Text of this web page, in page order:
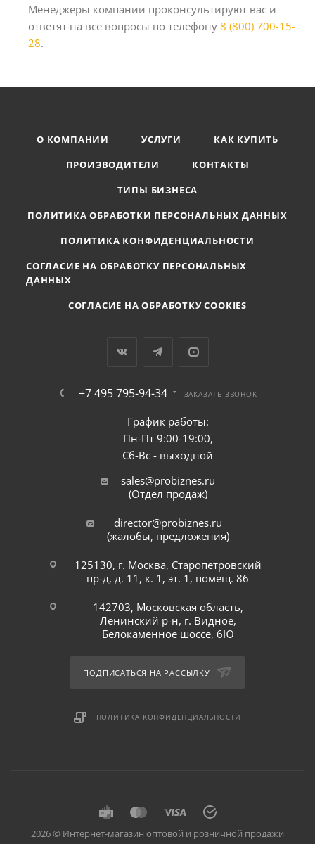
Менеджеры компании проконсультируют вас и
ответят на все вопросы по телефону 8 (800) 700-15-
28.
О КОМПАНИИ УСЛУГИ
КАК КУПИТЬ
ПРОИЗВОДИТЕЛИ
КОНТАКТЫ
ТИПЫ БИЗНЕСА
ПОЛИТИКА ОБРАБОТКИ ПЕРСОНАЛЬНЫХ ДАННЫХ
ПОЛИТИКА КОНФИДЕНЦИАЛЬНОСТИ
СОГЛАСИЕ НА ОБРАБОТКУ ПЕРСОНАЛЬНЫХ
ДАННЫХ
СОГЛАСИЕ НА ОБРАБОТКУ COOKIES
+7 495 795-94-34 ЗАКАЗАТЬ ЗВОНОК
График работы:
Пн-Пт 9:00-19:00,
Сб-Вс - выходной
sales@probiznes.ru
(Отдел продаж)
director@probiznes.ru
(жалобы, предложения)
125130, г. Москва, Старопетровский
пр-д, д. 11, к. 1, эт. 1, помещ. 86
142703, Московская область,
Ленинский р-н, г. Видное,
Белокаменное шоссе, 6Ю
ПОДПИСАТЬСЯ НА РАССЫЛКУ
ПОЛИТИКА КОНФИДЕНЦИАЛЬНОСТИ
2026 © Интернет-магазин оптовой и розничной продажи